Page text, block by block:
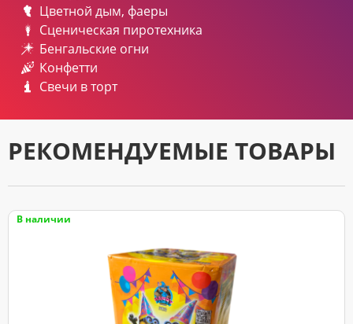
Цветной дым, фаеры
Сценическая пиротехника
Бенгальские огни
Конфетти
Свечи в торт
РЕКОМЕНДУЕМЫЕ ТОВАРЫ
В наличии